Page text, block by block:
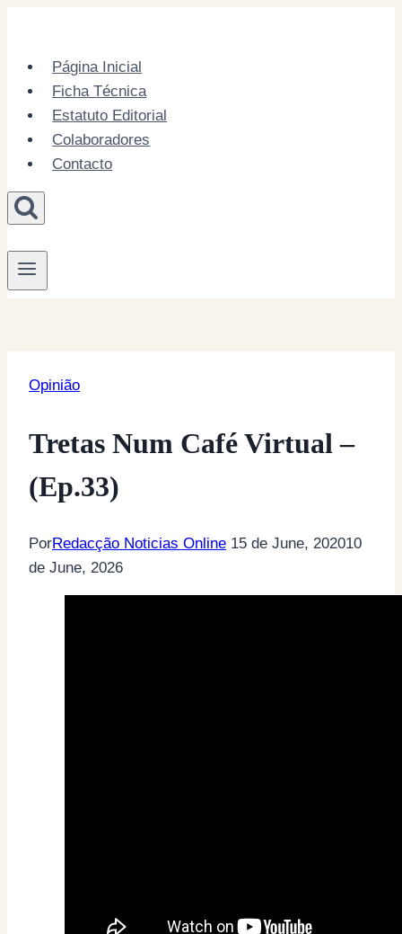
contentPágina Inicial
Ficha Técnica
Estatuto Editorial
Colaboradores
Contacto
Opinião
Tretas Num Café Virtual –
(Ep.33)
PorRedacção Noticias Online 15 de June, 202010
de June, 2026